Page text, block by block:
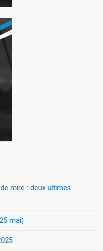
mire : deux ultimes
mai)